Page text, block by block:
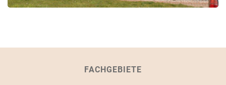
FACHGEBIETE